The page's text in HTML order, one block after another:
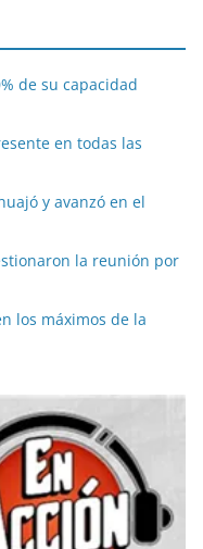
de su capacidad
en todas las
y avanzó en el
la reunión por
los máximos de la